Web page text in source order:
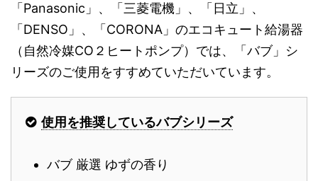
「Panasonic」、「三菱電機」、「日立」、
「DENSO」、「CORONA」のエコキュート給湯器
（自然冷媒CO２ヒートポンプ）では、「バブ」シ
リーズのご使用をすすめていただいています。
使用を推奨しているバブシリーズ
バブ 厳選 ゆずの香り